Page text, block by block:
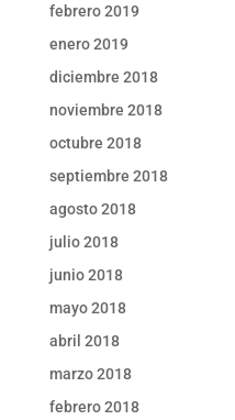
febrero 2019
enero 2019
diciembre 2018
noviembre 2018
octubre 2018
septiembre 2018
agosto 2018
julio 2018
junio 2018
mayo 2018
abril 2018
marzo 2018
febrero 2018